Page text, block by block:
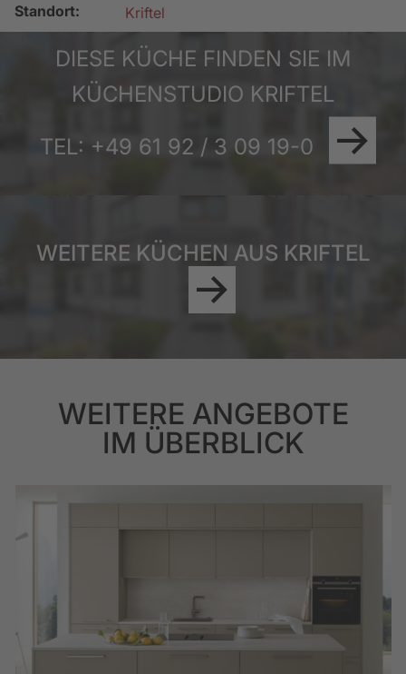
Standort:
Kriftel
DIESE KÜCHE FINDEN SIE IM
KÜCHENSTUDIO KRIFTEL
TEL: +49 61 92 / 3 09 19-0
WEITERE KÜCHEN AUS KRIFTEL
WEITERE ANGEBOTE
IM ÜBERBLICK